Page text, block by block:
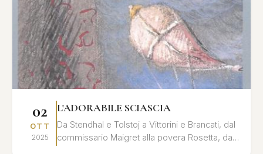
02
OTT
2025
L'ADORABILE SCIASCIA
Da Stendhal e Tolstoj a Vittorini e Brancati, dal
commissario Maigret alla povera Rosetta, dal